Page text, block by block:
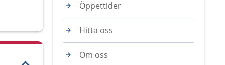
Öppettider
Hitta oss
Om oss